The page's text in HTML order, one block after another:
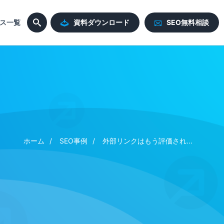
一覧 資料ダウンロード SEO無料相談
ホーム SEO事例 外部リンクはもう評価され...